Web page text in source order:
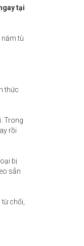
tại
năm tù
thức
Trong
rồi
bị
sẵn
từ chối,